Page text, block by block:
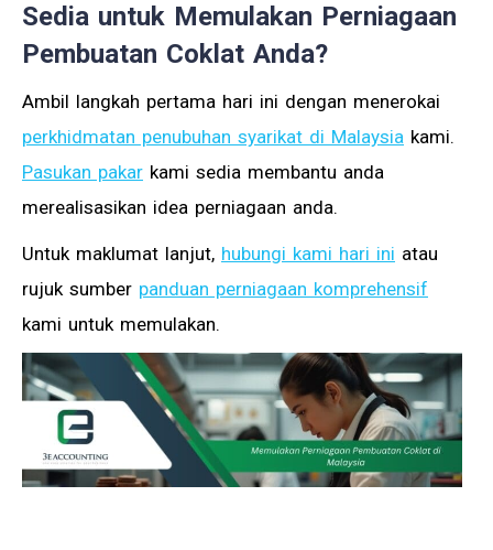
Sedia untuk Memulakan Perniagaan
Pembuatan Coklat Anda?
Ambil langkah pertama hari ini dengan menerokai
perkhidmatan penubuhan syarikat di Malaysia kami.
Pasukan pakar kami sedia membantu anda
merealisasikan idea perniagaan anda.
Untuk maklumat lanjut, hubungi kami hari ini atau
rujuk sumber panduan perniagaan komprehensif
kami untuk memulakan.